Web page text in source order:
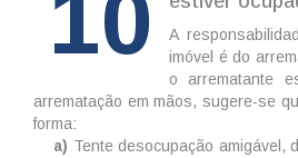
10
A
imóvel é do
o arrematante
arrematação em mãos, sugere-se
forma:
a) Tente desocupação amigável,